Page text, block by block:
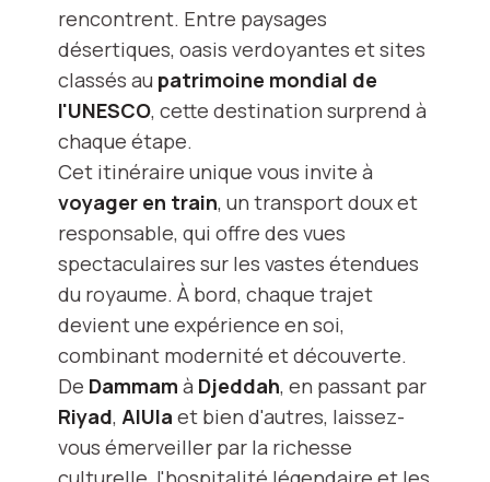
rencontrent. Entre paysages
désertiques, oasis verdoyantes et sites
classés au patrimoine mondial de
l'UNESCO, cette destination surprend à
chaque étape.
Cet itinéraire unique vous invite à
voyager en train, un transport doux et
responsable, qui offre des vues
spectaculaires sur les vastes étendues
du royaume. À bord, chaque trajet
devient une expérience en soi,
combinant modernité et découverte.
De Dammam à Djeddah, en passant par
Riyad, AlUla et bien d'autres, laissez-
vous émerveiller par la richesse